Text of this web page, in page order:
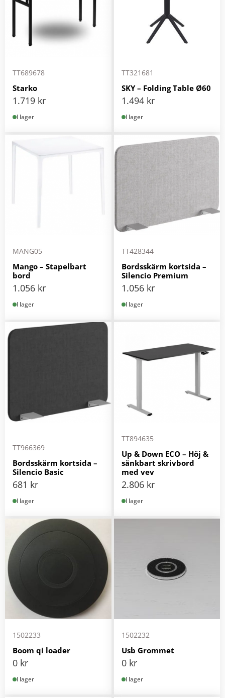
TT689678
Starko
1.719 kr
I lager
TT321681
SKY – Folding Table Ø60
1.494 kr
I lager
MANG05
Mango – Stapelbart
bord
1.056 kr
I lager
TT428344
Bordsskärm kortsida –
Silencio Premium
1.056 kr
I lager
TT966369
Bordsskärm kortsida –
Silencio Basic
681 kr
I lager
TT894635
Up & Down ECO – Höj &
sänkbart skrivbord
med vev
2.806 kr
I lager
1502233
Boom qi loader
0 kr
I lager
1502232
Usb Grommet
0 kr
I lager